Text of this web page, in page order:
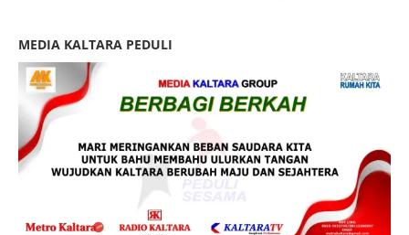
MEDIA KALTARA PEDULI